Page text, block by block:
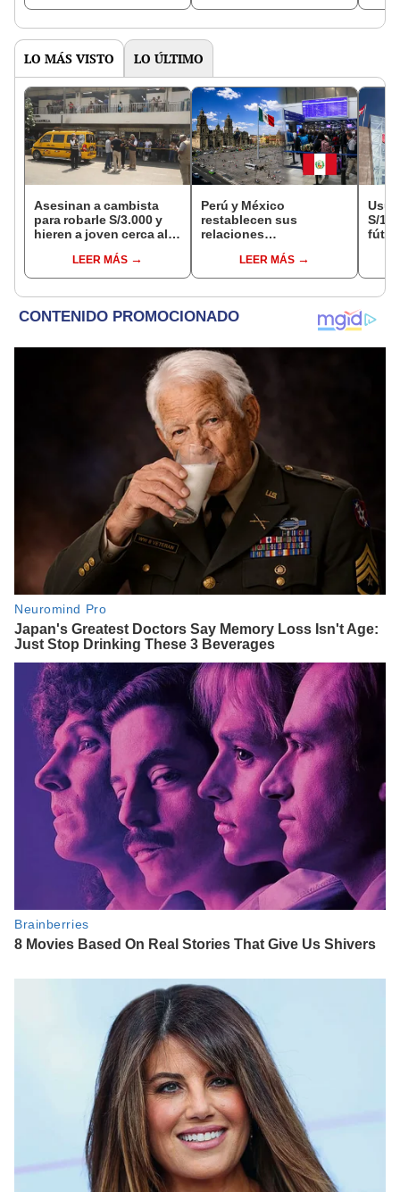
octubre en el link oficial
LO MÁS VISTO LO ÚLTIMO
Asesinan a cambista
para robarle S/3.000 y
hieren a joven cerca al
CercadoLEER MÁS
Perú y México
restablecen sus
relaciones
anulan los visados?
LEER MÁS
S/